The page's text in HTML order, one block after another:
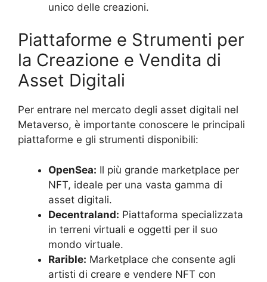
unico delle creazioni.
Piattaforme e Strumenti per
la Creazione e Vendita di
Asset Digitali
Per entrare nel mercato degli asset digitali nel
Metaverso, è importante conoscere le principali
piattaforme e gli strumenti disponibili:
OpenSea: Il più grande marketplace per
NFT, ideale per una vasta gamma di
asset digitali.
Decentraland: Piattaforma specializzata
in terreni virtuali e oggetti per il suo
mondo virtuale.
Rarible: Marketplace che consente agli
artisti di creare e vendere NFT con